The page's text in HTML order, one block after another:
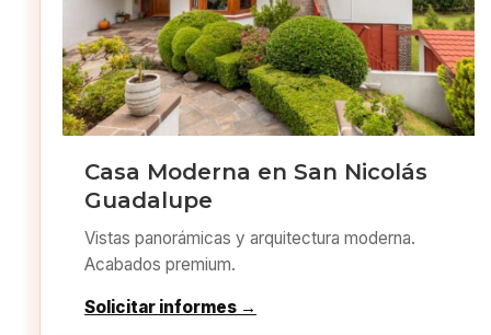
Casa Moderna en San Nicolás
Guadalupe
Vistas panorámicas y arquitectura moderna.
Acabados premium.
Solicitar informes →